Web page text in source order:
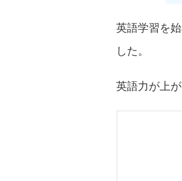
英語学習を
した。
英語力が上